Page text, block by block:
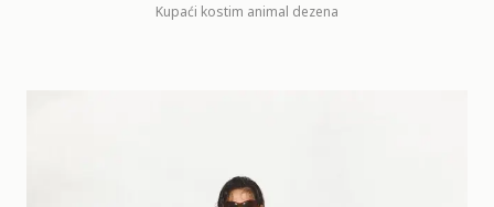
Kupaći kostim animal dezena